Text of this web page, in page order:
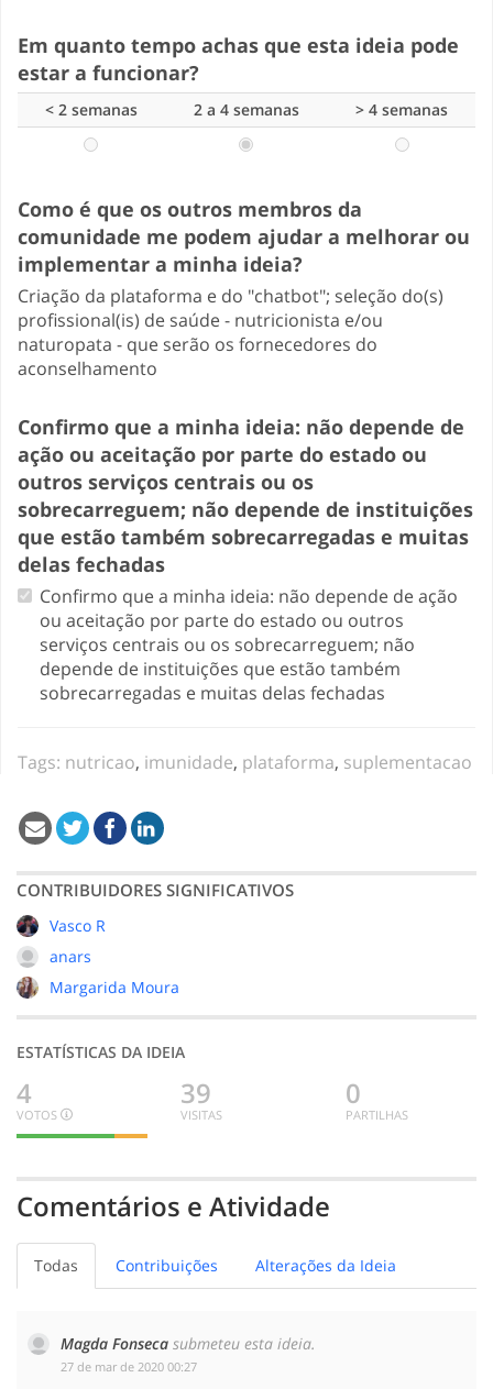
Em quanto tempo achas que esta ideia pode
estar a funcionar?
< 2 semanas 2 a 4 semanas > 4 semanas
Como é que os outros membros da
comunidade me podem ajudar a melhorar ou
implementar a minha ideia?
Criação da plataforma e do "chatbot"; seleção do(s)
profissional(is) de saúde - nutricionista e/ou
naturopata - que serão os fornecedores do
aconselhamento
Confirmo que a minha ideia: não depende de
ação ou aceitação por parte do estado ou
outros serviços centrais ou os
sobrecarreguem; não depende de instituições
que estão também sobrecarregadas e muitas
delas fechadas
Confirmo que a minha ideia: não depende de ação
ou aceitação por parte do estado ou outros
serviços centrais ou os sobrecarreguem; não
depende de instituições que estão também
sobrecarregadas e muitas delas fechadas
Tags: nutricao, imunidade, plataforma, suplementacao
CONTRIBUIDORES SIGNIFICATIVOS
Vasco R
anars
Margarida Moura
ESTATÍSTICAS DA IDEIA
4
VOTOS
3
1 0
39
VISITAS
0
PARTILHAS
Comentários e Atividade
Todas Contribuições Alterações da Ideia
Magda Fonseca submeteu esta ideia.
‎27 de mar de 2020 00:27